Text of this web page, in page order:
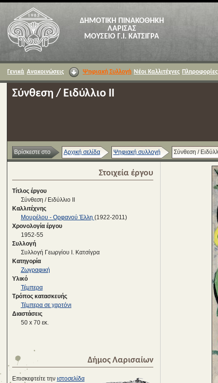
ΔΗΜΟΤΙΚΗ ΠΙΝΑΚΟΘΗΚΗ
ΛΑΡΙΣΑΣ
ΜΟΥΣΕΙΟ Γ.Ι. ΚΑΤΣΙΓΡΑ
Γενικά Ανακοινώσεις Ψηφιακή Συλλογή Νέοι Καλλιτέχνες Πληροφορίες
Σύνθεση / Ειδύλλιο ΙΙ
Βρίσκεστε στο Αρχική σελίδα Ψηφιακή συλλογή Σύνθεση /
Στοιχεία έργου
Τίτλος έργου
Σύνθεση / Ειδύλλιο ΙΙ
Καλλιτέχνης
Μουρέλου - Ορφανού Έλλη (1922-2011)
Χρονολογία έργου
1952-55
Συλλογή
Συλλογή Γεωργίου Ι. Κατσίγρα
Κατηγορία
Ζωγραφική
Υλικό
Τέμπερα
Τρόπος κατασκευής
Τέμπερα σε χαρτόνι
Διαστάσεις
50 x 70 εκ.
Δήμος Λαρισαίων
Επισκεφτείτε την ιστοσελίδα